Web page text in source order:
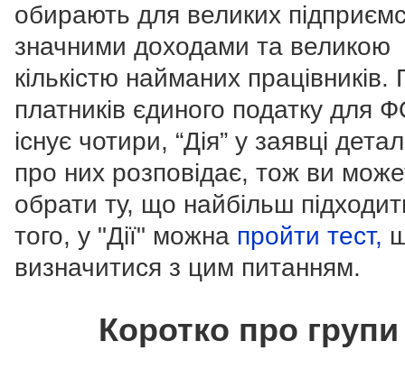
обирають для великих
значними доходами та великою
кількістю найманих працівників.
платників єдиного податку для
існує чотири, “Дія” у заявці
про них розповідає, тож ви
обрати ту, що найбільш
того, у "Дії" можна пройти тест,
визначитися з цим питанням.
Коротко про групи